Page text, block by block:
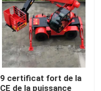
9 certificat fort de la
CE de la puissance